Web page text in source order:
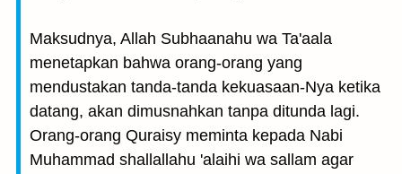
Maksudnya, Allah Subhaanahu wa Ta'aala
menetapkan bahwa orang-orang yang
mendustakan tanda-tanda kekuasaan-Nya ketika
datang, akan dimusnahkan tanpa ditunda lagi.
Orang-orang Quraisy meminta kepada Nabi
Muhammad shallallahu 'alaihi wa sallam agar